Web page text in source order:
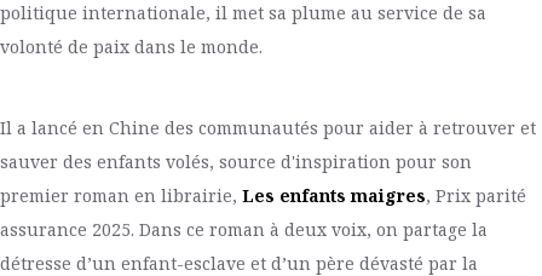
politique internationale, il met sa plume au service de sa
volonté de paix dans le monde.
Il a lancé en Chine des communautés pour aider à retrouver et
sauver des enfants volés, source d'inspiration pour son
premier roman en librairie, Les enfants maigres, Prix parité
assurance 2025. Dans ce roman à deux voix, on partage la
détresse d’un enfant-esclave et d’un père dévasté par la